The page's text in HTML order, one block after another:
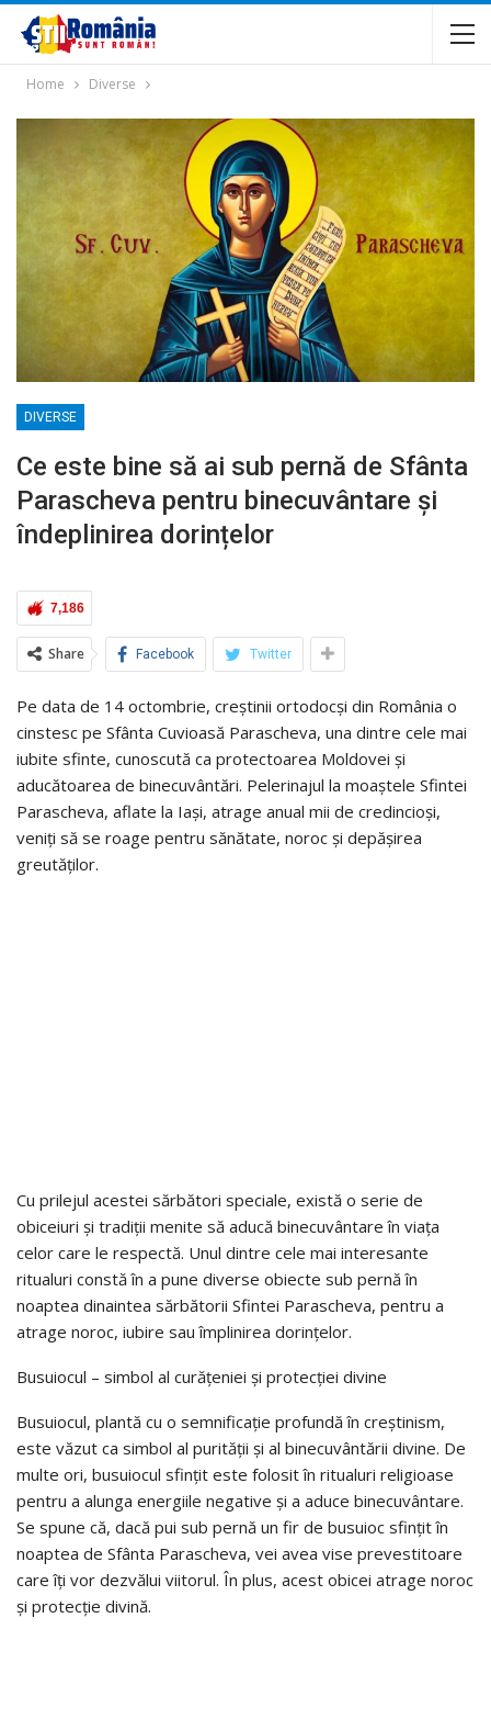
Home Diverse
DIVERSE
Ce este bine să ai sub pernă de Sfânta
Parascheva pentru binecuvântare și
îndeplinirea dorințelor
7,186
Share Facebook Twitter
Pe data de 14 octombrie, creștinii ortodocși din România o
cinstesc pe Sfânta Cuvioasă Parascheva, una dintre cele mai
iubite sfinte, cunoscută ca protectoarea Moldovei și
aducătoarea de binecuvântări. Pelerinajul la moaștele Sfintei
Parascheva, aflate la Iași, atrage anual mii de credincioși,
veniți să se roage pentru sănătate, noroc și depășirea
greutăților.
Cu prilejul acestei sărbători speciale, există o serie de
obiceiuri și tradiții menite să aducă binecuvântare în viața
celor care le respectă. Unul dintre cele mai interesante
ritualuri constă în a pune diverse obiecte sub pernă în
noaptea dinaintea sărbătorii Sfintei Parascheva, pentru a
atrage noroc, iubire sau împlinirea dorințelor.
Busuiocul – simbol al curățeniei și protecției divine
Busuiocul, plantă cu o semnificație profundă în creștinism,
este văzut ca simbol al purității și al binecuvântării divine. De
multe ori, busuiocul sfințit este folosit în ritualuri religioase
pentru a alunga energiile negative și a aduce binecuvântare.
Se spune că, dacă pui sub pernă un fir de busuioc sfințit în
noaptea de Sfânta Parascheva, vei avea vise prevestitoare
care îți vor dezvălui viitorul. În plus, acest obicei atrage noroc
și protecție divină.